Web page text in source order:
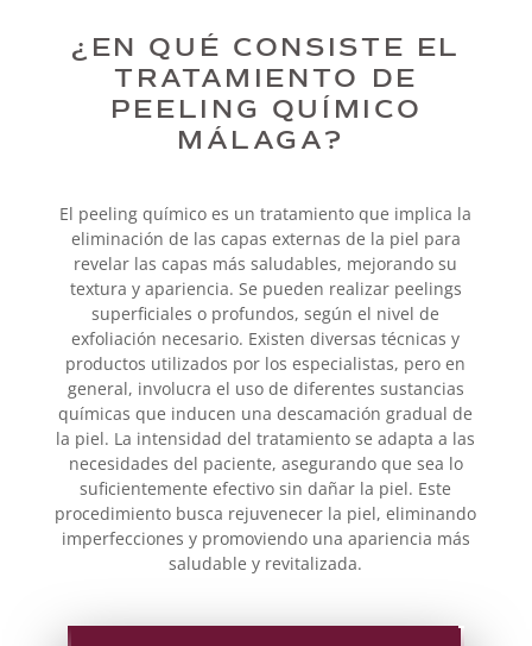
¿EN QUÉ CONSISTE EL
TRATAMIENTO DE
PEELING QUÍMICO
MÁLAGA?
El peeling químico es un tratamiento que implica la
eliminación de las capas externas de la piel para
revelar las capas más saludables, mejorando su
textura y apariencia. Se pueden realizar peelings
superficiales o profundos, según el nivel de
exfoliación necesario. Existen diversas técnicas y
productos utilizados por los especialistas, pero en
general, involucra el uso de diferentes sustancias
químicas que inducen una descamación gradual de
la piel. La intensidad del tratamiento se adapta a las
necesidades del paciente, asegurando que sea lo
suficientemente efectivo sin dañar la piel. Este
procedimiento busca rejuvenecer la piel, eliminando
imperfecciones y promoviendo una apariencia más
saludable y revitalizada.